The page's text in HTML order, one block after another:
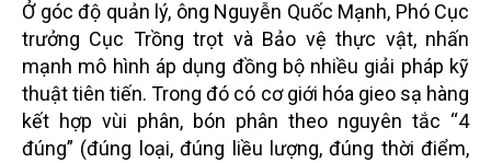
Ở góc độ quản lý, ông Nguyễn Quốc Mạnh, Phó Cục
trưởng Cục Trồng trọt và Bảo vệ thực vật, nhấn
mạnh mô hình áp dụng đồng bộ nhiều giải pháp kỹ
thuật tiên tiến. Trong đó có cơ giới hóa gieo sạ hàng
kết hợp vùi phân, bón phân theo nguyên tắc “4
đúng” (đúng loại, đúng liều lượng, đúng thời điểm,